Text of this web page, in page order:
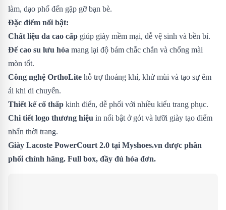
làm, dạo phố đến gặp gỡ bạn bè.
Đặc điểm nổi bật:
Chất liệu da cao cấp giúp giày mềm mại, dễ vệ sinh và bền bỉ.
Đế cao su lưu hóa mang lại độ bám chắc chắn và chống mài
mòn tốt.
Công nghệ OrthoLite hỗ trợ thoáng khí, khử mùi và tạo sự êm
ái khi di chuyển.
Thiết kế cổ thấp kinh điển, dễ phối với nhiều kiểu trang phục.
Chi tiết logo thương hiệu in nổi bật ở gót và lưỡi giày tạo điểm
nhấn thời trang.
Giày Lacoste PowerCourt 2.0 tại Myshoes.vn được phân
phối chính hãng. Full box, đầy đủ hóa đơn.